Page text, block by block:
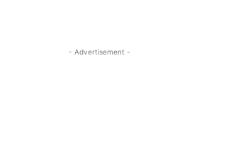
- Advertisement -